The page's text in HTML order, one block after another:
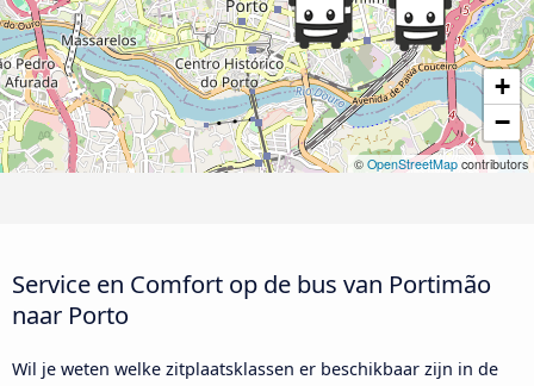
+
−
© OpenStreetMap contributors
Service en Comfort op de bus van Portimão
naar Porto
Wil je weten welke zitplaatsklassen er beschikbaar zijn in de